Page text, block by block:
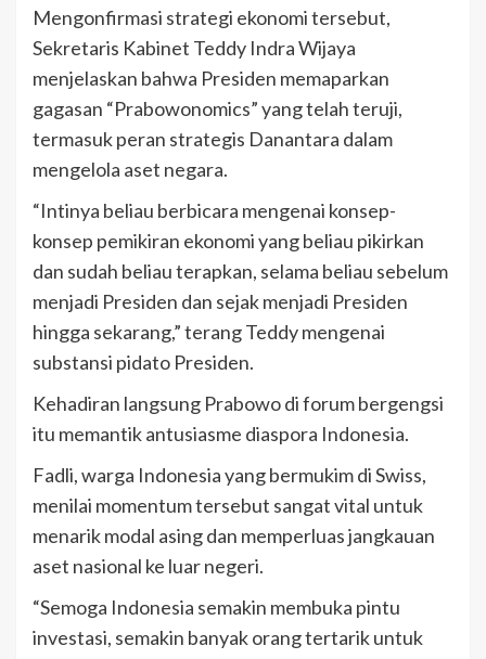
Mengonfirmasi strategi ekonomi tersebut,
Sekretaris Kabinet Teddy Indra Wijaya
menjelaskan bahwa Presiden memaparkan
gagasan “Prabowonomics” yang telah teruji,
termasuk peran strategis Danantara dalam
mengelola aset negara.
“Intinya beliau berbicara mengenai konsep-
konsep pemikiran ekonomi yang beliau pikirkan
dan sudah beliau terapkan, selama beliau sebelum
menjadi Presiden dan sejak menjadi Presiden
hingga sekarang,” terang Teddy mengenai
substansi pidato Presiden.
Kehadiran langsung Prabowo di forum bergengsi
itu memantik antusiasme diaspora Indonesia.
Fadli, warga Indonesia yang bermukim di Swiss,
menilai momentum tersebut sangat vital untuk
menarik modal asing dan memperluas jangkauan
aset nasional ke luar negeri.
“Semoga Indonesia semakin membuka pintu
investasi, semakin banyak orang tertarik untuk